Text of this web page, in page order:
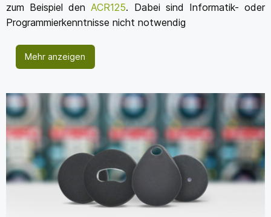
zum Beispiel den ACR125. Dabei sind Informatik- oder
Programmierkenntnisse nicht notwendig
Mehr anzeigen